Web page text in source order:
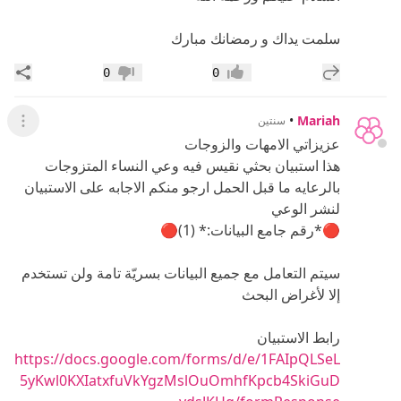
سلمت يداك و رمضانك مبارك
إضافة رد جديد إعجاب0 عدم إعجاب
0
Mariah
• سنتين عرض
عزيزاتي الامهات والزوجات
هذا استبيان بحثي نقيس فيه وعي النساء المتزوجات
بالرعايه ما قبل الحمل ارجو منكم الاجابه على الاستبيان
لنشر الوعي
🔴*رقم جامع البيانات:* (1)🔴
سيتم التعامل مع جميع البيانات بسريّة تامة ولن تستخدم
إلا لأغراض البحث
رابط الاستبيان
https://docs.google.com/forms/d/e/1FAIpQLSeL
5yKwl0KXIatxfuVkYgzMslOuOmhfKpcb4SkiGuD